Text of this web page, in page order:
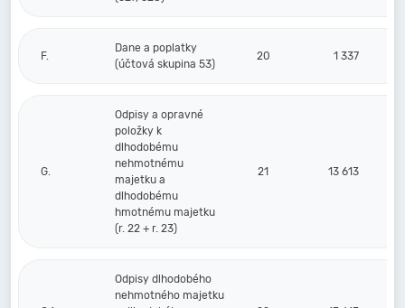
F.
Dane a poplatky
(účtová skupina 53)
20 1 337
G.
Odpisy a opravné
položky k
dlhodobému
nehmotnému
majetku a
dlhodobému
hmotnému majetku
(r. 22 + r. 23)
21 13 613
Odpisy dlhodobého
nehmotného majetku